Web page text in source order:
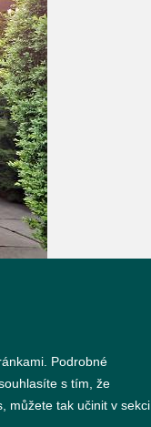
Podrobné
s tím, že
můžete tak učinit v sekci